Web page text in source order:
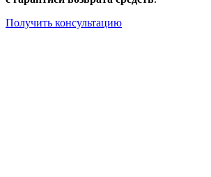
Получить консультацию